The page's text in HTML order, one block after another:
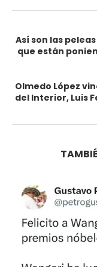
Así son las
que están
Olmedo López
del Interior, Luis